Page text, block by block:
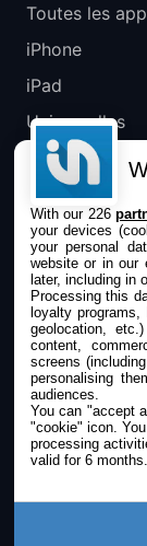
Toutes les
iPhone
iPad
Universelles
Mac
Apple TV
Actualité
Archives
Contact
À propos
KultureGeek
With our 226
your devices
your personal
website or in our
later, including in
Processing this
loyalty programs,
geolocation,
content,
screens
personalising
audiences.
You can "accept
"cookie" icon.
processing
valid for 6 months.